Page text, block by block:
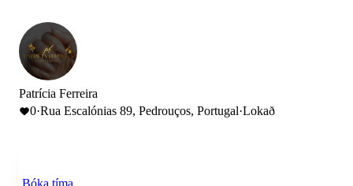
Patrícia Ferreira
0·Rua Escalónias 89, Pedrouços, Portugal·Lokað
Bóka tíma